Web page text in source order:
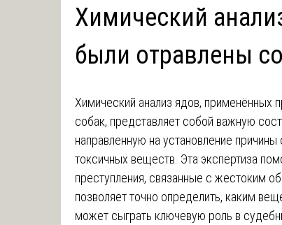
Химический
были отравлены
Химический анализ ядов, применённых
собак, представляет собой важную
направленную на установление
токсичных веществ. Эта экспертиза
преступления, связанные с жестоким
позволяет точно определить, каким
может сыграть ключевую роль в